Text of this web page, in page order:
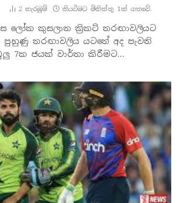
2 නැරඹු​ම් කියවීමට මිනිත්තු 1ක් ගතවේ.
ලෝක කුසලාන ක්‍රිකට් තරඟාවලියට
පුහුණු තරඟාවලිය යටතේ අද පැවති
7ක ජයක් වාර්තා කිරීමට…